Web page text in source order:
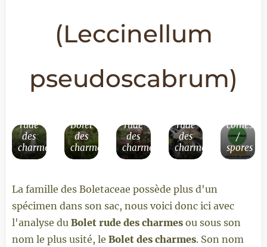
(Leccinellum
pseudoscabrum)
rude
des
charmes
Bolet
des
charmes
rude
des
charmes
rude
des
charmes
/
spores
La famille des Boletaceae possède plus d'un
spécimen dans son sac, nous voici donc ici avec
l'analyse du Bolet rude des charmes ou sous son
nom le plus usité, le Bolet des charmes. Son nom